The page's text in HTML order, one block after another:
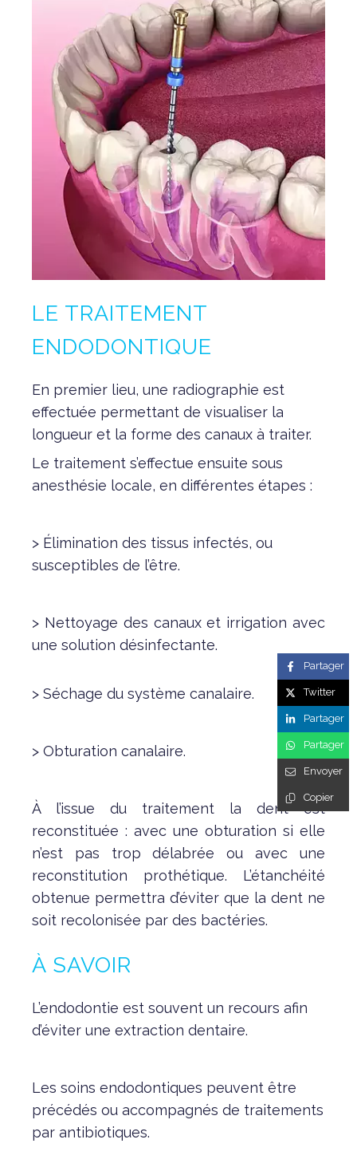
LE TRAITEMENT
ENDODONTIQUE
En premier lieu, une radiographie est
effectuée permettant de visualiser la
longueur et la forme des canaux à traiter.
Le traitement s’effectue ensuite sous
anesthésie locale, en différentes étapes :
> Élimination des tissus infectés, ou
susceptibles de l’être.
> Nettoyage des canaux et irrigation avec
une solution désinfectante.
> Séchage du système canalaire.
> Obturation canalaire.
À l’issue du traitement la dent est
reconstituée : avec une obturation si elle
n’est pas trop délabrée ou avec une
reconstitution prothétique. L’étanchéité
obtenue permettra d’éviter que la dent ne
soit recolonisée par des bactéries.
À SAVOIR
L’endodontie est souvent un recours afin
d’éviter une extraction dentaire.
Les soins endodontiques peuvent être
précédés ou accompagnés de traitements
par antibiotiques.
Partager
Twitter
Partager
Partager
Envoyer
Copier